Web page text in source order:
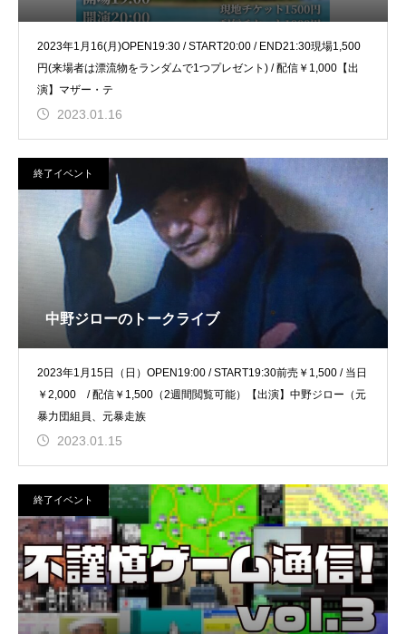
2023年1月16(月)OPEN19:30 / START20:00 / END21:30現場1,500
円(来場者は漂流物をランダムで1つプレゼント) / 配信￥1,000【出
演】マザー・テ
2023.01.16
終了イベント
中野ジローのトークライブ
2023年1月15日（日）OPEN19:00 / START19:30前売￥1,500 / 当日
￥2,000 / 配信￥1,500（2週間閲覧可能）【出演】中野ジロー（元
暴力団組員、元暴走族
2023.01.15
終了イベント